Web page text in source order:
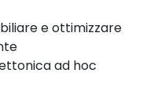
e ottimizzare
ad hoc